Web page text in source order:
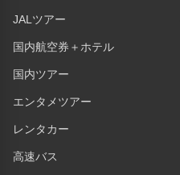
JALツアー
国内航空券＋ホテル
国内ツアー
エンタメツアー
レンタカー
高速バス